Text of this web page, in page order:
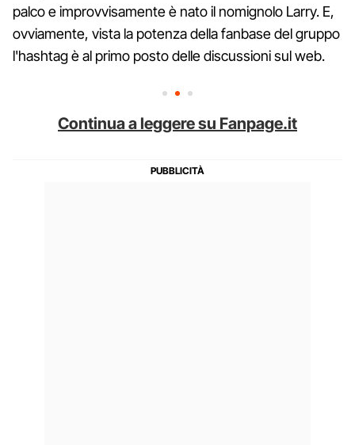
palco e improvvisamente è nato il nomignolo Larry. E,
ovviamente, vista la potenza della fanbase del gruppo
l'hashtag è al primo posto delle discussioni sul web.
Continua a leggere su Fanpage.it